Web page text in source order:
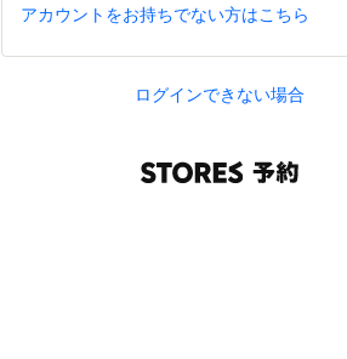
アカウントをお持ちでない方はこちら
ログインできない場合